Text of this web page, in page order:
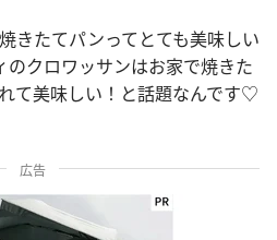
きたてパンってとても美味しい
クロワッサンはお家で焼きた
て美味しい！と話題なんです♡
広告